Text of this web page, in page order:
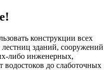
конструкции всех
зданий, сооружений
либо инженерных,
до слаботочных